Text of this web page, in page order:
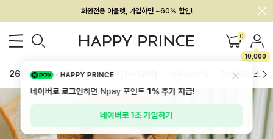
멤버십 최대 28,000원 혜택
0
10,000
26SS 신상 BEST BABY[6~12M] 하의/레깅스
HAPPY PRINCE
네이버로 로그인하면 Npay 포인트1%추가 지급!
네이버로 1초 가입하기